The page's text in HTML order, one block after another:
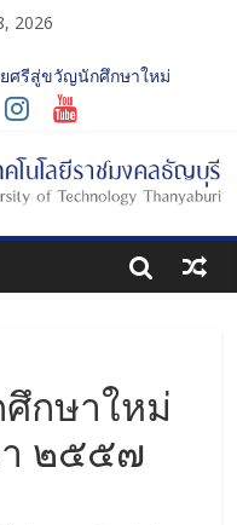
2026
ศรีสู่ขวัญนักศึกษาใหม่
2568 “RMUTT Freshy
รมการสภามหาวิทยาลัย
รักษ์”
ศรีสู่ขวัญนักศึกษาใหม่
กษาใหม่
า ๒๕๕๗